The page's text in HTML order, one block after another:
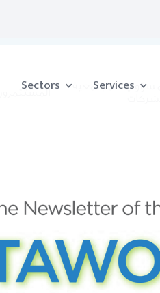
Sectors Services
المجتمعية
المستثمرون